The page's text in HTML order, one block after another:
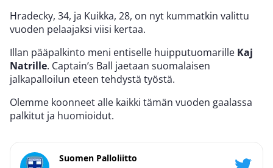
Hradecky, 34, ja Kuikka, 28, on nyt kummatkin valittu
vuoden pelaajaksi viisi kertaa.
Illan pääpalkinto meni entiselle huipputuomarille Kaj
Natrille. Captain’s Ball jaetaan suomalaisen
jalkapalloilun eteen tehdystä työstä.
Olemme koonneet alle kaikki tämän vuoden gaalassa
palkitut ja huomioidut.
Suomen Palloliitto